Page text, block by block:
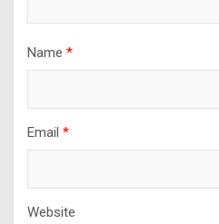
Name *
Email *
Website